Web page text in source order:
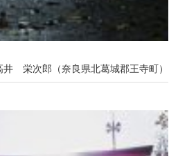
井 栄次郎（奈良県北葛城郡王寺町）